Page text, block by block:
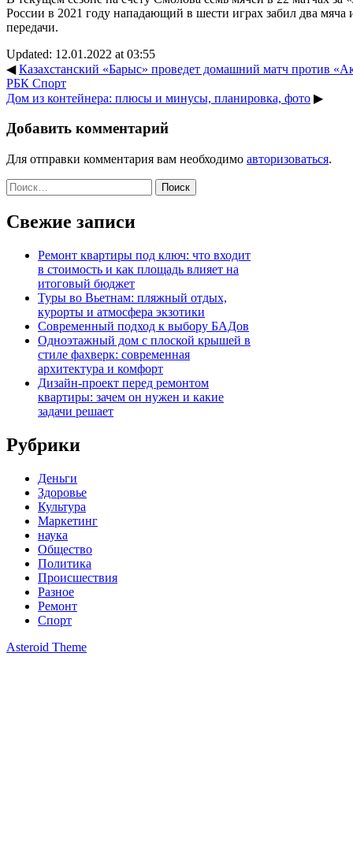
России в 2021 году нападающий в шести играх забил два мяча
передачи.
Updated: 12.01.2022 at 03:55
◀Казахстанский «Барыс» проведет домашний матч против
РБК Спорт
Дом из контейнера: плюсы и минусы, планировка, фото ▶
Добавить комментарий
Для отправки комментария вам необходимо авторизоваться.
Найти:
Свежие записи
Ремонт квартиры под ключ: что входит
в стоимость и как площадь влияет на
итоговый бюджет
Туры во Вьетнам: пляжный отдых,
курорты и атмосфера экзотики
Современный подход к выбору БАДов
Одноэтажный дом с плоской крышей в
стиле фахверк: современная
архитектура и комфорт
Дизайн-проект перед ремонтом
квартиры: зачем он нужен и какие
задачи решает
Рубрики
Деньги
Здоровье
Культура
Маркетинг
наука
Общество
Политика
Происшествия
Разное
Ремонт
Спорт
Asteroid Theme